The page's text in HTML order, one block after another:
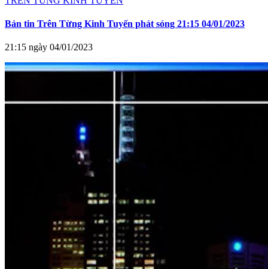
Bản tin Trên Từng Kinh Tuyến phát sóng 21:15 04/01/2023
21:15 ngày 04/01/2023